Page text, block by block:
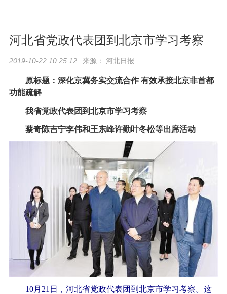
河北省党政代表团到北京市学习考察
2019-10-22 10:25:12 来源： 河北日报
原标题：深化京冀务实交流合作 有效承接北京非首都
功能疏解
我省党政代表团到北京市学习考察
蔡奇陈吉宁李伟和王东峰许勤叶冬松等出席活动
10月21日，河北省党政代表团到北京市学习考察。这
查看更多